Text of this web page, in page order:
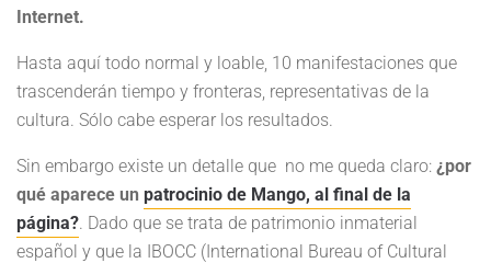
Internet.
Hasta aquí todo normal y loable, 10 manifestaciones que
trascenderán tiempo y fronteras, representativas de la
cultura. Sólo cabe esperar los resultados.
Sin embargo existe un detalle que no me queda claro: ¿por
qué aparece un patrocinio de Mango, al final de la
página?. Dado que se trata de patrimonio inmaterial
español y que la IBOCC (International Bureau of Cultural